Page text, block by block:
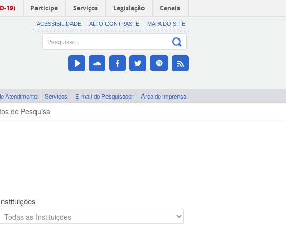
19) Participe Serviços Legislação Canais
ACESSIBILIDADE ALTO CONTRASTE MAPA DO SITE
Atendimento Serviços E-mail do Pesquisador Área de imprensa
de Pesquisa